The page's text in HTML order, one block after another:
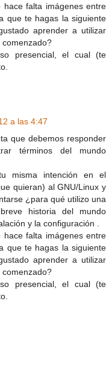
falta imágenes entre
que te hagas la siguiente
aprender a utilizar
presencial, el cual (te
a las 4:47
que debemos responder
términos del mundo
misma intención en el
quieran) al GNU/Linux y
¿para qué utilizo una
historia del mundo
y la configuración .
falta imágenes entre
que te hagas la siguiente
aprender a utilizar
presencial, el cual (te